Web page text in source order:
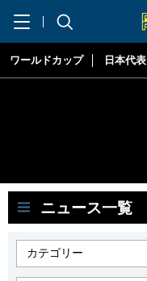
ワールドカップ 日本代表
ニュース一覧